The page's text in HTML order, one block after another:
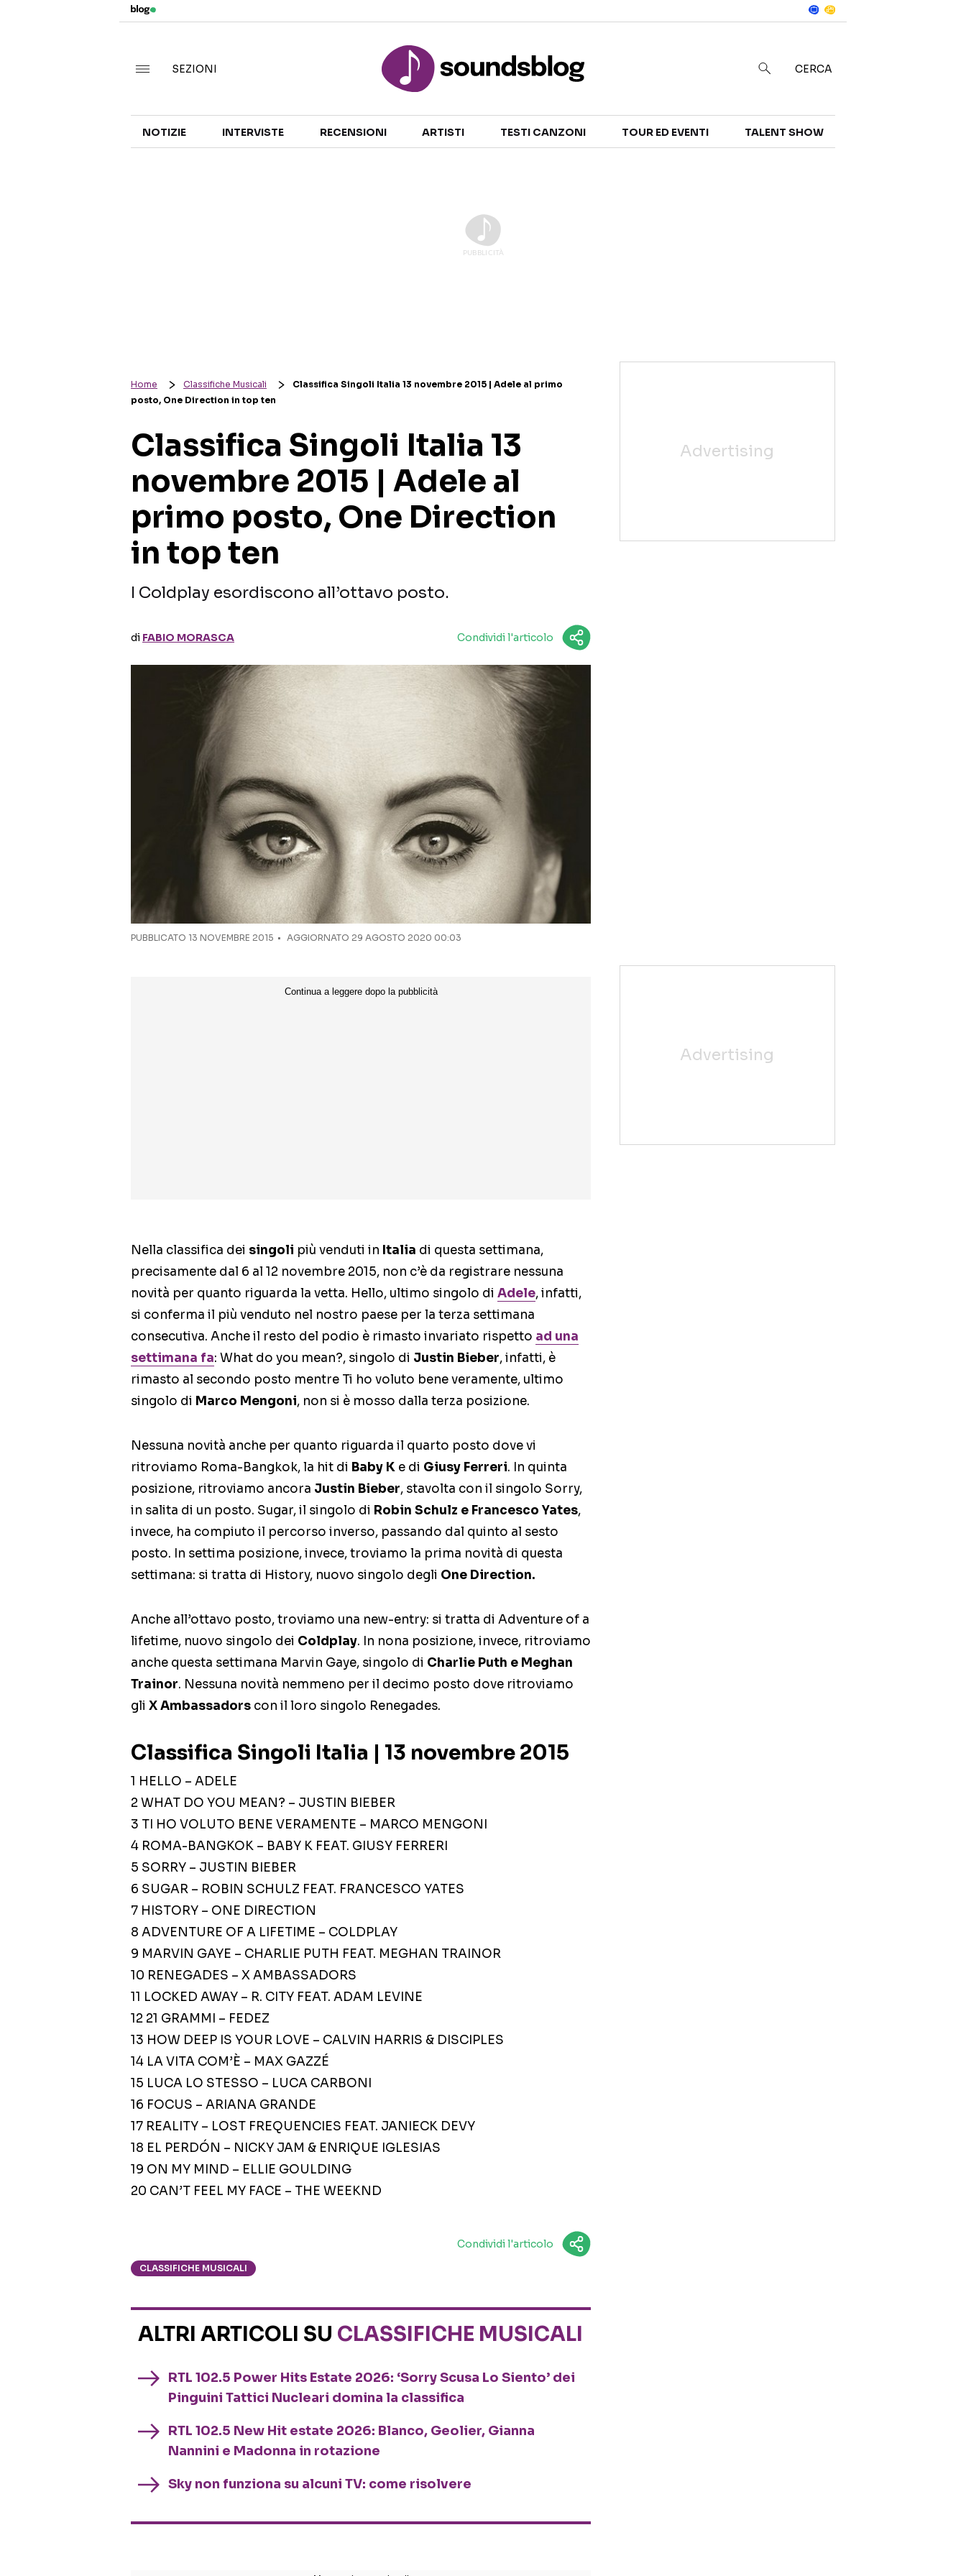
TALENT SHOW
SEZIONI CERCA
NOTIZIE INTERVISTE RECENSIONI ARTISTI TESTI CANZONI TOUR ED EVENTI TALENT SHOW
Home Classifiche Musicali
Classifica Singoli Italia 13 novembre 2015 | Adele al primo
posto, One Direction in top ten
Classifica Singoli Italia 13
novembre 2015 | Adele al
primo posto, One Direction
in top ten
I Coldplay esordiscono all’ottavo posto.
di FABIO MORASCA Condividi l'articolo
PUBBLICATO 13 NOVEMBRE 2015 AGGIORNATO 29 AGOSTO 2020 00:03
Nella classifica dei singoli più venduti in Italia di questa settimana,
precisamente dal 6 al 12 novembre 2015, non c’è da registrare nessuna
novità per quanto riguarda la vetta. Hello, ultimo singolo di Adele, infatti,
si conferma il più venduto nel nostro paese per la terza settimana
consecutiva. Anche il resto del podio è rimasto invariato rispetto ad una
settimana fa: What do you mean?, singolo di Justin Bieber, infatti, è
rimasto al secondo posto mentre Ti ho voluto bene veramente, ultimo
singolo di Marco Mengoni, non si è mosso dalla terza posizione.
Nessuna novità anche per quanto riguarda il quarto posto dove vi
ritroviamo Roma-Bangkok, la hit di Baby K e di Giusy Ferreri. In quinta
posizione, ritroviamo ancora Justin Bieber, stavolta con il singolo Sorry,
in salita di un posto. Sugar, il singolo di Robin Schulz e Francesco Yates,
invece, ha compiuto il percorso inverso, passando dal quinto al sesto
posto. In settima posizione, invece, troviamo la prima novità di questa
settimana: si tratta di History, nuovo singolo degli One Direction.
Anche all’ottavo posto, troviamo una new-entry: si tratta di Adventure of a
lifetime, nuovo singolo dei Coldplay. In nona posizione, invece, ritroviamo
anche questa settimana Marvin Gaye, singolo di Charlie Puth e Meghan
Trainor. Nessuna novità nemmeno per il decimo posto dove ritroviamo
gli X Ambassadors con il loro singolo Renegades.
Classifica Singoli Italia | 13 novembre 2015
1 HELLO – ADELE
2 WHAT DO YOU MEAN? – JUSTIN BIEBER
3 TI HO VOLUTO BENE VERAMENTE – MARCO MENGONI
4 ROMA-BANGKOK – BABY K FEAT. GIUSY FERRERI
5 SORRY – JUSTIN BIEBER
6 SUGAR – ROBIN SCHULZ FEAT. FRANCESCO YATES
7 HISTORY – ONE DIRECTION
8 ADVENTURE OF A LIFETIME – COLDPLAY
9 MARVIN GAYE – CHARLIE PUTH FEAT. MEGHAN TRAINOR
10 RENEGADES – X AMBASSADORS
11 LOCKED AWAY – R. CITY FEAT. ADAM LEVINE
12 21 GRAMMI – FEDEZ
13 HOW DEEP IS YOUR LOVE – CALVIN HARRIS & DISCIPLES
14 LA VITA COM’È – MAX GAZZÉ
15 LUCA LO STESSO – LUCA CARBONI
16 FOCUS – ARIANA GRANDE
17 REALITY – LOST FREQUENCIES FEAT. JANIECK DEVY
18 EL PERDÓN – NICKY JAM & ENRIQUE IGLESIAS
19 ON MY MIND – ELLIE GOULDING
20 CAN’T FEEL MY FACE – THE WEEKND
Condividi l'articolo
CLASSIFICHE MUSICALI
ALTRI ARTICOLI SU CLASSIFICHE MUSICALI
RTL 102.5 Power Hits Estate 2026: ‘Sorry Scusa Lo Siento’ dei
Pinguini Tattici Nucleari domina la classifica
RTL 102.5 New Hit estate 2026: Blanco, Geolier, Gianna
Nannini e Madonna in rotazione
Sky non funziona su alcuni TV: come risolvere